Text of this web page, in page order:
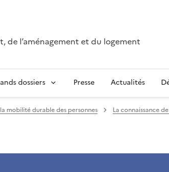
de l’aménagement et du logement
dossiers Presse Actualités
mobilité durable des personnes La connaissance